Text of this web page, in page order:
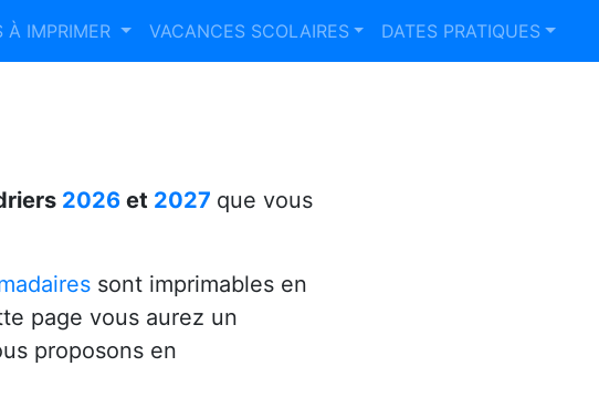
À IMPRIMER VACANCES SCOLAIRES DATES PRATIQUES
2026et 2027 que vous
sont imprimables en
page vous aurez un
proposons en